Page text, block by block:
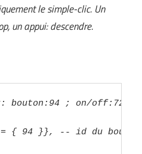
le simple-clic. Un
un appui: descendre.
bouton:94 ; on/off:72 ;
{ 94 }}, -- id du bouton